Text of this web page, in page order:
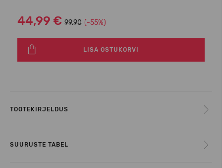
44,99 € 99.90 (-55%)
LISA OSTUKORVI
TOOTEKIRJELDUS
SUURUSTE TABEL